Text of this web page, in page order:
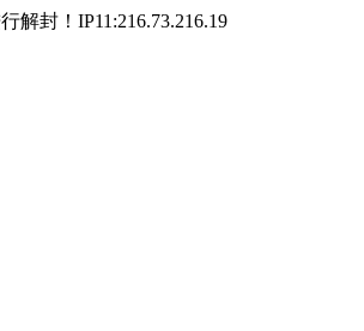
封！IP11:216.73.216.19